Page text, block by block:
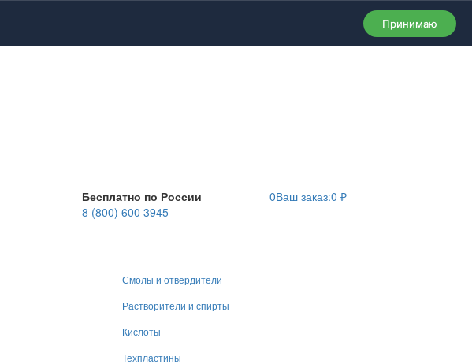
Принимаю
Бесплатно по России
8 (800) 600 3945
0Ваш заказ:0 ₽
Смолы и отвердители
Растворители и спирты
Кислоты
Техпластины